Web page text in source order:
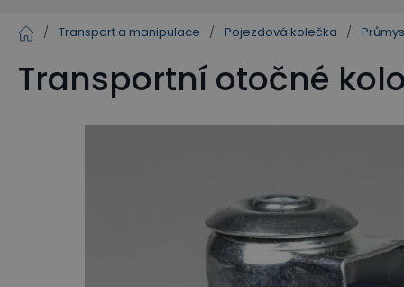
/ Transport a manipulace / Pojezdová kolečka /
Transportní otočné